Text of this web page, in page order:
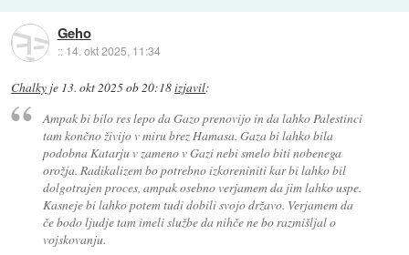
Geho
:: 14. okt 2025, 11:34
Chalky je 13. okt 2025 ob 20:18izjavil:
Ampak bi bilo res lepo da Gazo prenovijo in da lahko Palestinci
tam končno živijo v miru brez Hamasa. Gaza bi lahko bila
podobna Katarju v zameno v Gazi nebi smelo biti nobenega
orožja. Radikalizem bo potrebno izkoreniniti kar bi lahko bil
dolgotrajen proces, ampak osebno verjamem da jim lahko uspe.
Kasneje bi lahko potem tudi dobili svojo državo. Verjamem da
če bodo ljudje tam imeli službe da nihče ne bo razmišljal o
vojskovanju.